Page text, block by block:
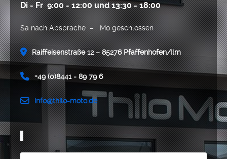
Di - Fr 9:00 - 12:00 und 13:30 - 18:00
Sa nach Absprache – Mo geschlossen
Raiffeisenstraße 12 – 85276 Pfaffenhofen/Ilm
+49 (0)8441 - 89 79 6
info@thilo-moto.de